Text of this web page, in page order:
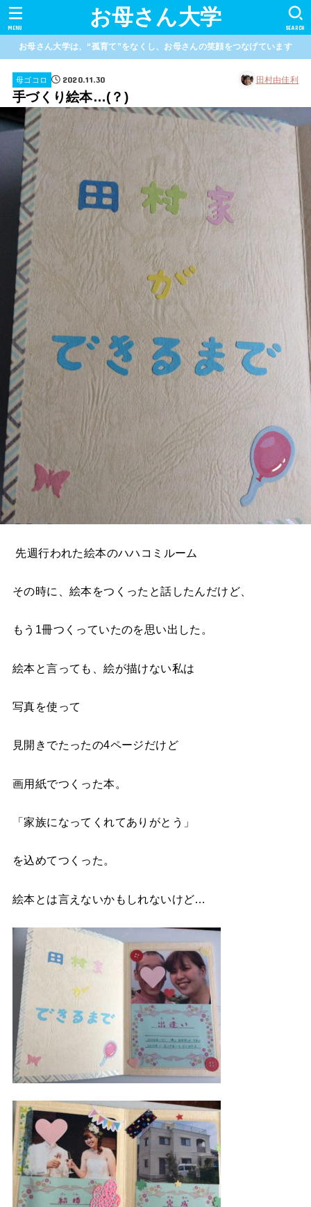
お母さん大学 SEARCH
MENU
お母さん大学は、“孤育て”をなくし、お母さんの笑顔をつなげています
母ゴコロ 2020.11.30 田村由佳利
手づくり絵本…(？)
先週行われた絵本のハハコミルーム
その時に、絵本をつくったと話したんだけど、
もう1冊つくっていたのを思い出した。
絵本と言っても、絵が描けない私は
写真を使って
見開きでたったの4ページだけど
画用紙でつくった本。
「家族になってくれてありがとう」
を込めてつくった。
絵本とは言えないかもしれないけど…